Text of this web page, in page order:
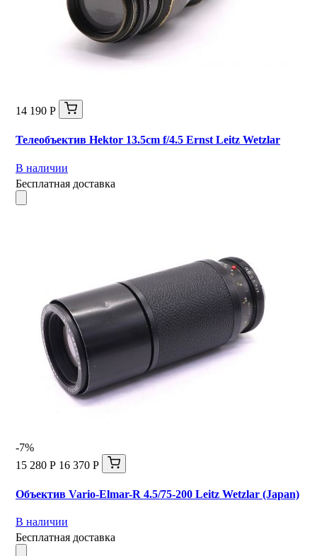
14 190 Р
Телеобъектив Hektor 13.5cm f/4.5 Ernst Leitz Wetzlar
В наличии
Бесплатная доставка
-7%
15 280 Р 16 370 Р
Объектив Vario-Elmar-R 4.5/75-200 Leitz Wetzlar (Japan)
В наличии
Бесплатная доставка